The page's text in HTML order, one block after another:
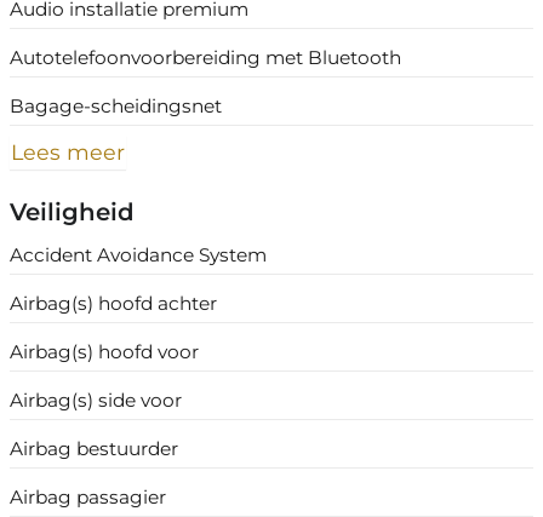
Audio installatie premium
Autotelefoonvoorbereiding met Bluetooth
Bagage-scheidingsnet
Lees meer
Veiligheid
Accident Avoidance System
Airbag(s) hoofd achter
Airbag(s) hoofd voor
Airbag(s) side voor
Airbag bestuurder
Airbag passagier